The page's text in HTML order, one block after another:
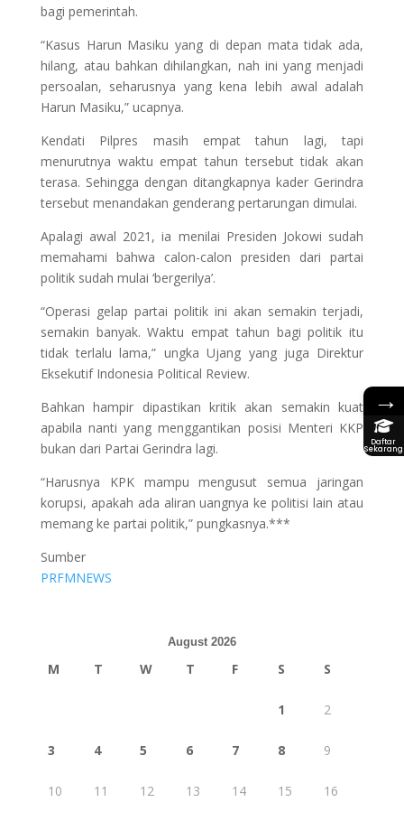
bagi pemerintah.
“Kasus Harun Masiku yang di depan mata tidak ada,
hilang, atau bahkan dihilangkan, nah ini yang menjadi
persoalan, seharusnya yang kena lebih awal adalah
Harun Masiku,” ucapnya.
Kendati Pilpres masih empat tahun lagi, tapi
menurutnya waktu empat tahun tersebut tidak akan
terasa. Sehingga dengan ditangkapnya kader Gerindra
tersebut menandakan genderang pertarungan dimulai.
Apalagi awal 2021, ia menilai Presiden Jokowi sudah
memahami bahwa calon-calon presiden dari partai
politik sudah mulai ‘bergerilya’.
“Operasi gelap partai politik ini akan semakin terjadi,
semakin banyak. Waktu empat tahun bagi politik itu
tidak terlalu lama,” ungka Ujang yang juga Direktur
Eksekutif Indonesia Political Review.
Bahkan hampir dipastikan kritik akan semakin kuat
apabila nanti yang menggantikan posisi Menteri KKP
bukan dari Partai Gerindra lagi.
“Harusnya KPK mampu mengusut semua jaringan
korupsi, apakah ada aliran uangnya ke politisi lain atau
memang ke partai politik,” pungkasnya.***
Sumber
PRFMNEWS
August 2026
M T W T F S S
1 2
3 4 5 6 7 8 9
10 11 12 13 14 15 16
→
Daftar
Sekarang